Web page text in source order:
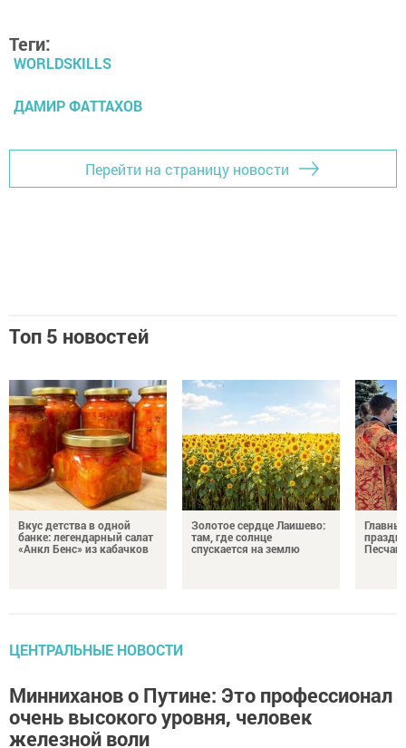
Теги:
WORLDSKILLS
ДАМИР ФАТТАХОВ
Перейти на страницу новости
Топ 5 новостей
Вкус детства в одной
банке: легендарный салат
«Анкл Бенс» из кабачков
Золотое сердце Лаишево:
там, где солнце
спускается на землю
ЦЕНТРАЛЬНЫЕ НОВОСТИ
Минниханов о Путине: Это профессионал
очень высокого уровня, человек
железной воли